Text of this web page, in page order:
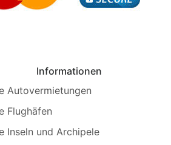
Informationen
Autovermietungen
Flughäfen
Inseln und Archipele